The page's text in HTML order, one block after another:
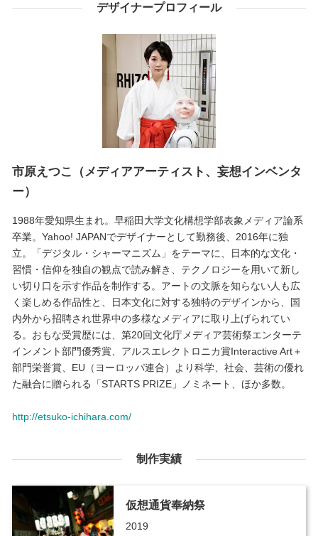
デザイナープロフィール
市原えつこ（メディアアーティスト、妄想インベンタ
ー）
1988年愛知県生まれ。早稲田大学文化構想学部表象メディア論系
卒業。Yahoo! JAPANでデザイナーとして勤務後、2016年に独
立。「デジタル・シャーマニズム」をテーマに、日本的な文化・
習慣・信仰を独自の観点で読み解き、テクノロジーを用いて新し
い切り口を示す作品を制作する。アートの文脈を知らない人も広
く楽しめる作品性と、日本文化に対する独特のデザインから、国
内外から招聘され世界中の多様なメディアに取り上げられてい
る。おもな受賞歴には、第20回文化庁メディア芸術祭エンターテ
インメント部門優秀賞、アルスエレクトロニカ賞Interactive Art＋
部門栄誉賞、EU（ヨーロッパ連合）より科学、社会、芸術の優れ
た融合に贈られる「STARTS PRIZE」ノミネート、ほか多数。
http://etsuko-ichihara.com/
制作実績
仮想通貨奉納祭
2019